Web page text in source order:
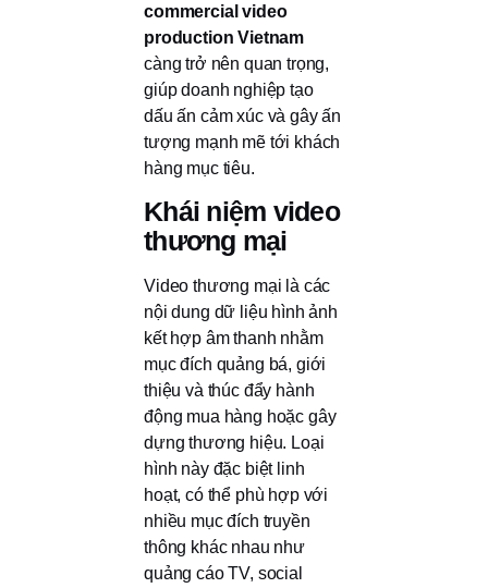
commercial video
production Vietnam
càng trở nên quan trọng,
giúp doanh nghiệp tạo
dấu ấn cảm xúc và gây ấn
tượng mạnh mẽ tới khách
hàng mục tiêu.
Khái niệm video
thương mại
Video thương mại là các
nội dung dữ liệu hình ảnh
kết hợp âm thanh nhằm
mục đích quảng bá, giới
thiệu và thúc đẩy hành
động mua hàng hoặc gây
dựng thương hiệu. Loại
hình này đặc biệt linh
hoạt, có thể phù hợp với
nhiều mục đích truyền
thông khác nhau như
quảng cáo TV, social